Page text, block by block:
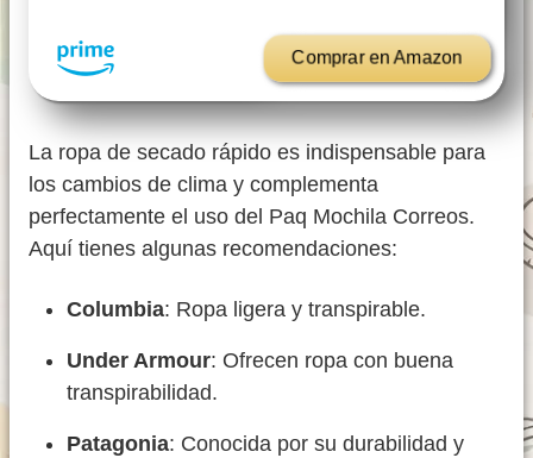
Comprar en Amazon
La ropa de secado rápido es indispensable para
los cambios de clima y complementa
perfectamente el uso del Paq Mochila Correos.
Aquí tienes algunas recomendaciones:
Columbia: Ropa ligera y transpirable.
Under Armour: Ofrecen ropa con buena
transpirabilidad.
Patagonia: Conocida por su durabilidad y